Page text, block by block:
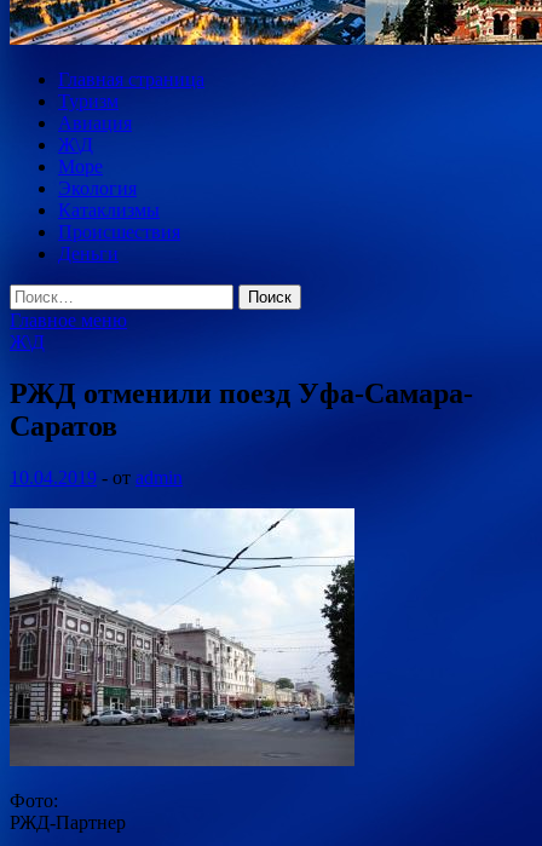
Главная страница
Туризм
Авиация
Ж\Д
Море
Экология
Катаклизмы
Происшествия
Деньги
Найти:
Главное меню
Ж\Д
РЖД отменили поезд Уфа-Самара-
Саратов
10.04.2019 - от admin
Фото:
РЖД-Партнер